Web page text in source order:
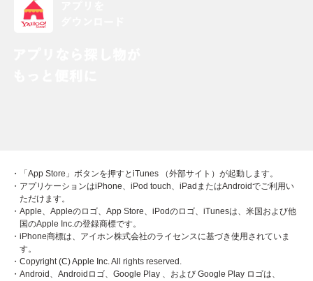
・「App Store」ボタンを押すとiTunes （外部サイト）が起動します。
・アプリケーションはiPhone、iPod touch、iPadまたはAndroidでご利用い
ただけます。
・Apple、Appleのロゴ、App Store、iPodのロゴ、iTunesは、米国および他
国のApple Inc.の登録商標です。
・iPhone商標は、アイホン株式会社のライセンスに基づき使用されていま
す。
・Copyright (C) Apple Inc. All rights reserved.
・Android、Androidロゴ、Google Play 、および Google Play ロゴは、